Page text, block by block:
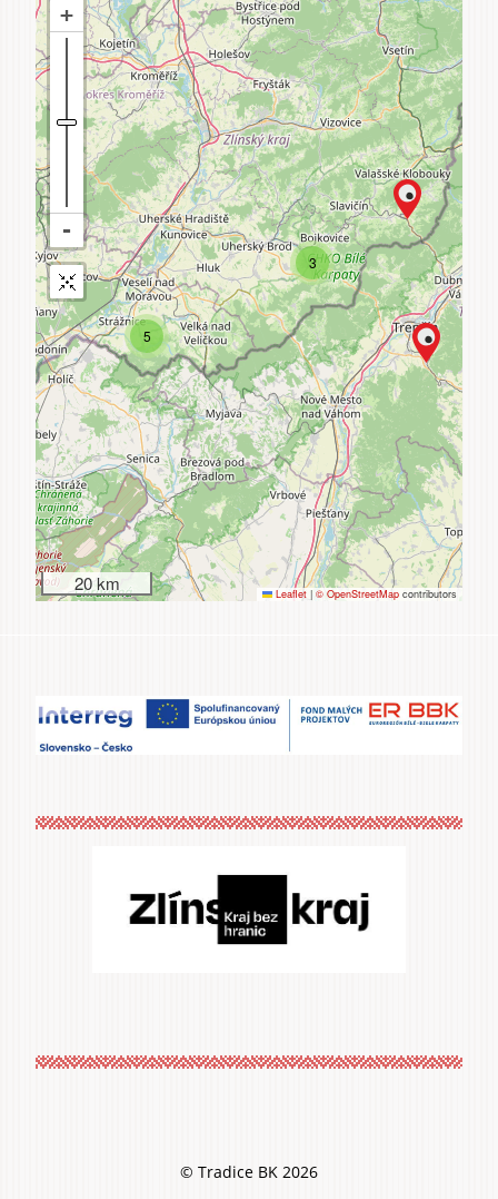
5
3
20 km Leaflet | © OpenStreetMap contributors
© Tradice BK 2026